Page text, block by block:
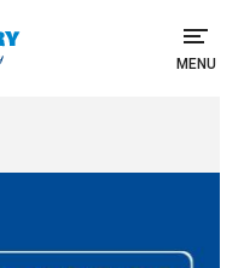
MENU